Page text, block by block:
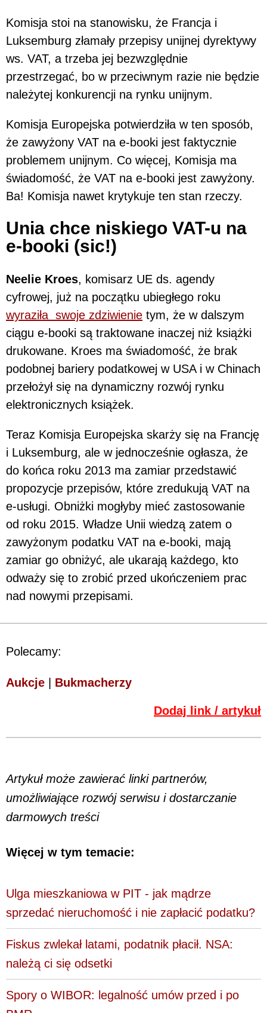
Komisja stoi na stanowisku, że Francja i
Luksemburg złamały przepisy unijnej dyrektywy
ws. VAT, a trzeba jej bezwzględnie
przestrzegać, bo w przeciwnym razie nie będzie
należytej konkurencji na rynku unijnym.
Komisja Europejska potwierdziła w ten sposób,
że zawyżony VAT na e-booki jest faktycznie
problemem unijnym. Co więcej, Komisja ma
świadomość, że VAT na e-booki jest zawyżony.
Ba! Komisja nawet krytykuje ten stan rzeczy.
Unia chce niskiego VAT-u na
e-booki (sic!)
Neelie Kroes, komisarz UE ds. agendy
cyfrowej, już na początku ubiegłego roku
wyraziła swoje zdziwienie tym, że w dalszym
ciągu e-booki są traktowane inaczej niż książki
drukowane. Kroes ma świadomość, że brak
podobnej bariery podatkowej w USA i w Chinach
przełożył się na dynamiczny rozwój rynku
elektronicznych książek.
Teraz Komisja Europejska skarży się na Francję
i Luksemburg, ale w jednocześnie ogłasza, że
do końca roku 2013 ma zamiar przedstawić
propozycje przepisów, które zredukują VAT na
e-usługi. Obniżki mogłyby mieć zastosowanie
od roku 2015. Władze Unii wiedzą zatem o
zawyżonym podatku VAT na e-booki, mają
zamiar go obniżyć, ale ukarają każdego, kto
odważy się to zrobić przed ukończeniem prac
nad nowymi przepisami.
Polecamy:
Aukcje Bukmacherzy
Dodaj link / artykuł
Artykuł może zawierać linki partnerów,
umożliwiające rozwój serwisu i dostarczanie
darmowych treści
Więcej w tym temacie:
Ulga mieszkaniowa w PIT - jak mądrze
sprzedać nieruchomość i nie zapłacić podatku?
Fiskus zwlekał latami, podatnik płacił. NSA:
należą ci się odsetki
Spory o WIBOR: legalność umów przed i po